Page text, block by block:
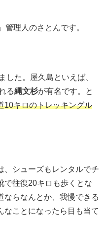
管理人のさとんです。
した。屋久島といえば、
る縄文杉が有名です。と
10キロのトレッキングル
、シューズもレンタルでチ
で往復20キロも歩くとな
ならなんとか、我慢できる
なことになったら目も当て